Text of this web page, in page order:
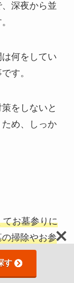
深夜から並
何をしてい
す。
をしないと
め、しっか
てお墓参りに
掃除やお参
す